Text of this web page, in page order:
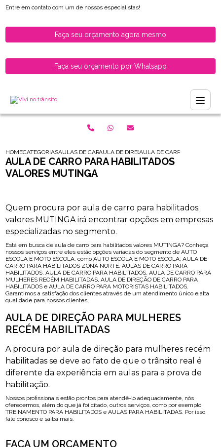
Entre em contato com um de nossos especialistas!
Faça seu orçamento agora mesmo
Faça seu orçamento por Whatsapp
HOMECATEGORIASAULAS DE CARRO PARA HABILITADOS
AULA DE DIRECAO DE CARRO PARA
AULA DE CARRO PARA
AULA DE CARRO PARA HABILITADOS
VALORES MUTINGA
Quem procura por aula de carro para habilitados
valores MUTINGA irá encontrar opções em empresas
especializadas no segmento.
Está em busca de aula de carro para habilitados valores MUTINGA? Conheça
nossos serviços entre eles estão opções variadas do segmento de AUTO
ESCOLA E MOTO ESCOLA, como AUTO ESCOLA E MOTO ESCOLA, AULA DE
CARRO PARA HABILITADOS ZONA NORTE, AULAS DE CARRO PARA
HABILITADOS, AULA DE CARRO PARA HABILITADOS, AULA DE CARRO PARA
MULHERES RECÉM HABILITADAS, AULA DE DIREÇÃO DE CARRO PARA
HABILITADOS e AULA DE CARRO PARA MOTORISTAS HABILITADOS.
Garantimos a satisfação dos clientes através de um atendimento único e alta
qualidade para nossos clientes.
AULA DE DIREÇÃO PARA MULHERES
RECÉM HABILITADAS
A procura por aula de direção para mulheres recém
habilitadas se deve ao fato de que o trânsito real é
diferente da experiência em aulas para a prova de
habilitação.
Nossos profissionais estão prontos para atendê-lo adequadamente, nós
oferecermos, além do que já foi citado, outros serviços, como por exemplo,
TREINAMENTO PARA HABILITADOS e AULAS PARA HABILITADAS. Por isso,
fale conosco e saiba mais.
FAÇA UM ORÇAMENTO